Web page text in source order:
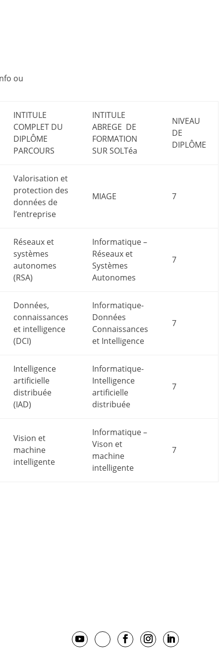
ou
INTITULE
COMPLET DU
DIPLÔME
PARCOURS
INTITULE
ABREGE DE
FORMATION
SUR SOLTéa
NIVEAU
DE
DIPLÔME
Valorisation et
protection des
données de
l’entreprise
MIAGE 7
Réseaux et
systèmes
autonomes
(RSA)
Informatique –
Réseaux et
Systèmes
Autonomes
7
Données,
connaissances
et intelligence
(DCI)
Informatique-
Données
Connaissances
et Intelligence
7
Intelligence
artificielle
distribuée
(IAD)
Informatique-
Intelligence
artificielle
distribuée
7
Vision et
machine
intelligente
Informatique –
Vison et
machine
intelligente
7